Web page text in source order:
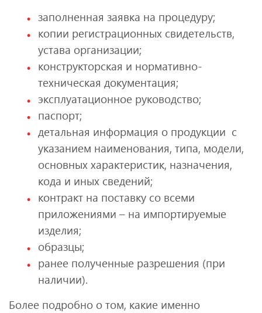
заполненная заявка на процедуру;
копии регистрационных свидетельств,
устава организации;
конструкторская и нормативно-
техническая документация;
эксплуатационное руководство;
паспорт;
детальная информация о продукции с
указанием наименования, типа, модели,
основных характеристик, назначения,
кода и иных сведений;
контракт на поставку со всеми
приложениями – на импортируемые
изделия;
образцы;
ранее полученные разрешения (при
наличии).
Более подробно о том, какие именно